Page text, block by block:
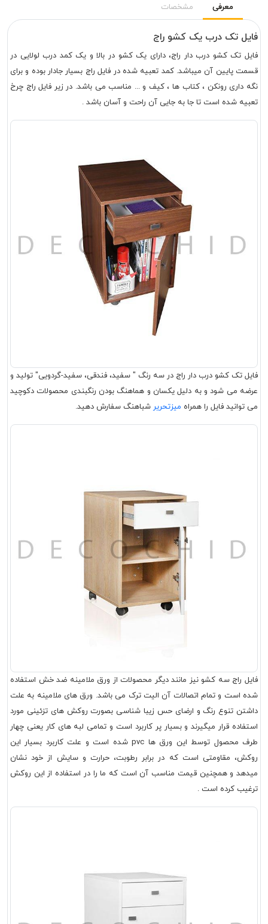
معرفی مشخصات
فایل تک درب یک کشو راج
فایل تک کشو درب دار راج، دارای یک کشو در بالا و یک کمد درب لولایی در
قسمت پایین آن میباشد. کمد تعبیه شده در فایل راج بسیار جادار بوده و برای
نگه داری رونکن ، کتاب ها ، کیف و ... مناسب می باشد. در زیر فایل راج چرخ
تعبیه شده است تا جا به جایی آن راحت و آسان باشد .
فایل تک کشو درب دار راج در سه رنگ " سفید، فندقی، سفید-گردویی" تولید و
عرضه می شود و به دلیل یکسان و هماهنگ بودن رنگبندی محصولات دکوچید
می توانید فایل را همراه میزتحریر شباهنگ سفارش دهید.
فایل راج سه کشو نیز مانند دیگر محصولات از ورق ملامینه ضد خش استفاده
شده است و تمام اتصالات آن الیت ترک می باشد. ورق های ملامینه به علت
داشتن تنوع رنگ و ارضای حس زیبا شناسی بصورت روکش های تزئینی مورد
استفاده قرار میگیرند و بسیار پر کاربرد است و تمامی لبه های کار یعنی چهار
طرف محصول توسط این ورق ها pvc شده است و علت کاربرد بسیار این
روکش، مقاومتی است که در برابر رطوبت، حرارت و سایش از خود نشان
میدهد و همچنین قیمت مناسب آن است که ما را در استفاده از این روکش
ترغیب کرده است .